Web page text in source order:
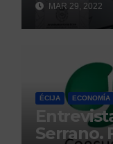
Écija.
MAR 29, 2022
ÉCIJA ECONOMÍA
Serrano.